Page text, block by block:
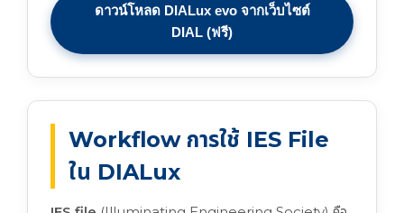
ดาวน์โหลด DIALux evo จากเว็บไซต์
DIAL (ฟรี)
Workflow การใช้ IES File
ใน DIALux